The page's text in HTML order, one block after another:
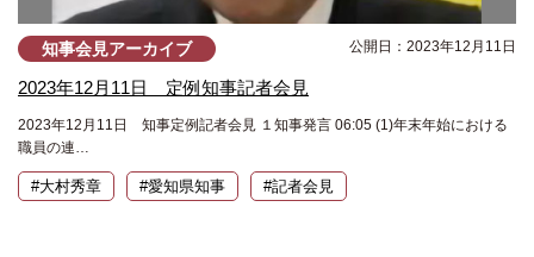
知事会見アーカイブ 公開日：2023年12月11日
2023年12月11日 定例知事記者会見
2023年12月11日 知事定例記者会見 １知事発言 06:05 (1)年末年始における
職員の連…
#大村秀章 #愛知県知事 #記者会見